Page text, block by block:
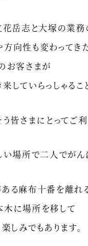
花岳志と大塚の業務
向性も変わってきた
お客さまが
していらっしゃるこ
う皆さまにとってご
い場所で二人でがん
る麻布十番を離れ
に場所を移して
しみでもあります。